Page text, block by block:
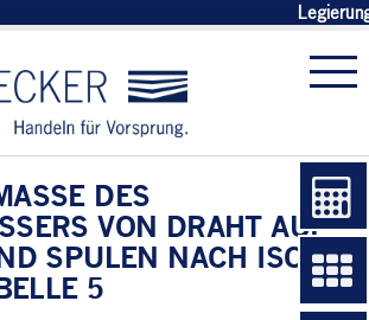
DES D
VON DRAHT AUF R
SPULEN NACH ISO 6
5